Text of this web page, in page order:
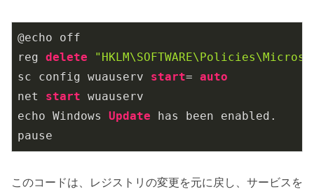
@echo off
reg delete
sc config wuauserv start= auto
net start wuauserv
echo Windows Update has been enabled.
pause
このコードは、レジストリの変更を元に戻し、サービスを